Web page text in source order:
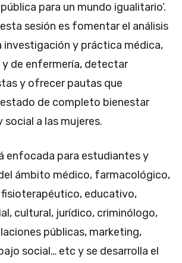
para un mundo igualitario’.
sesión es fomentar el análisis
investigación y práctica médica,
de enfermería, detectar
y ofrecer pautas que
de completo bienestar
a las mujeres.
enfocada para estudiantes y
ámbito médico, farmacológico,
educativo,
cultural, jurídico, criminólogo,
públicas, marketing,
social… etc y se desarrolla el